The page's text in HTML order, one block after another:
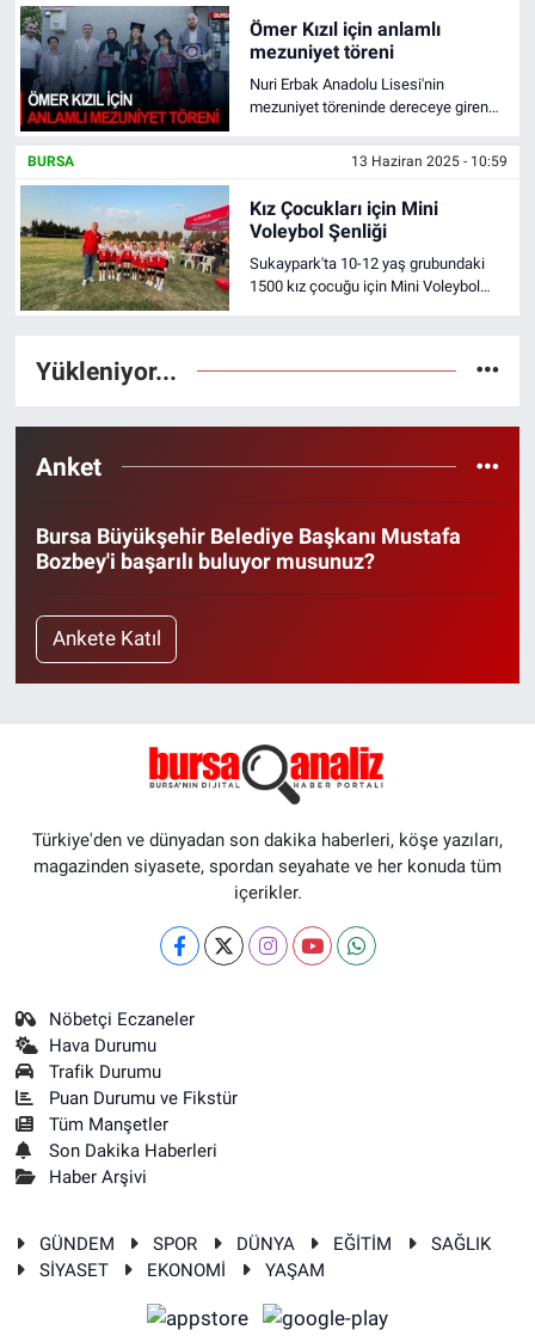
Ömer Kızıl için anlamlı
mezuniyet töreni
Nuri Erbak Anadolu Lisesi'nin
mezuniyet töreninde dereceye giren
torunu Ömer Kızıl takdim etti.
BURSA 13 Haziran 2025 - 10:59
Kız Çocukları için Mini
Voleybol Şenliği
Sukaypark'ta 10-12 yaş grubundaki
1500 kız çocuğu için Mini Voleybol
Yükleniyor...
Anket
Bursa Büyükşehir Belediye Başkanı Mustafa
Bozbey'i başarılı buluyor musunuz?
Ankete Katıl
Türkiye'den ve dünyadan son dakika haberleri, köşe yazıları,
magazinden siyasete, spordan seyahate ve her konuda tüm
içerikler.
Nöbetçi Eczaneler
Hava Durumu
Trafik Durumu
Puan Durumu ve Fikstür
Tüm Manşetler
Son Dakika Haberleri
Haber Arşivi
GÜNDEM SPOR DÜNYA EĞİTİM
SAĞLIK
SİYASET
EKONOMİ YAŞAM